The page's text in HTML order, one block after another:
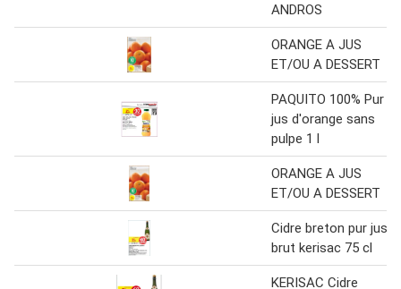
ANDROS
ORANGE A JUS
ET/OU A DESSERT
PAQUITO 100% Pur
jus d'orange sans
pulpe 1 l
ORANGE A JUS
ET/OU A DESSERT
Cidre breton pur jus
brut kerisac 75 cl
KERISAC Cidre